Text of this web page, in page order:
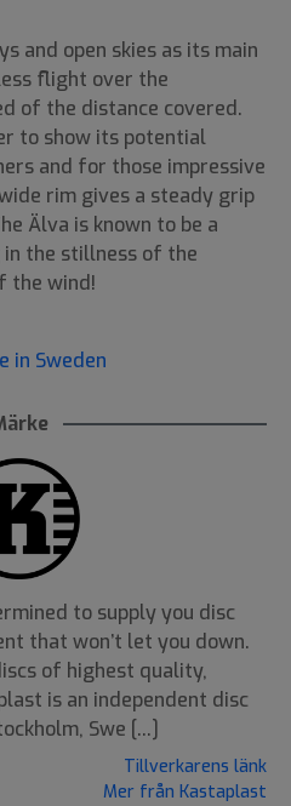
and open skies as its main
flight over the
of the distance covered.
to show its potential
and for those impressive
rim gives a steady grip
Älva is known to be a
the stillness of the
the wind!
in Sweden
to supply you disc
that won’t let you down.
of highest quality,
is an independent disc
Swe [...]
Tillverkarens länk
Mer från Kastaplast